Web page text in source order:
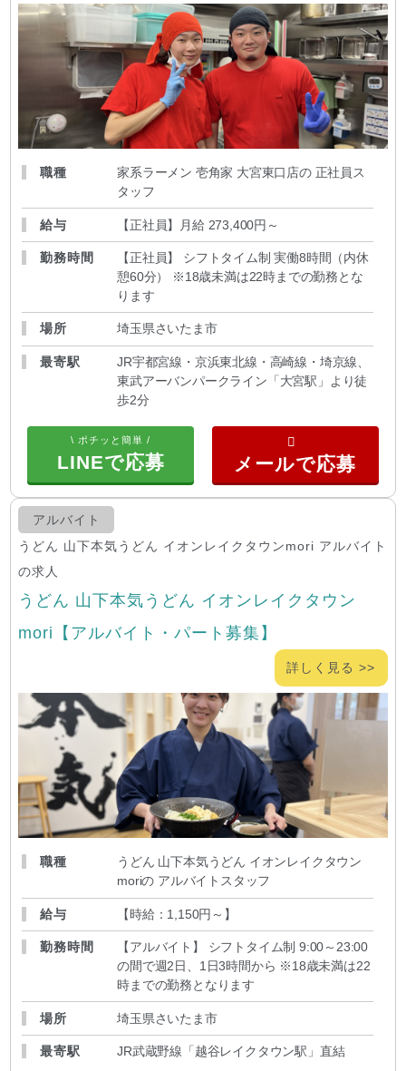
職種
家系ラーメン 壱角家 大宮東口店の 正社員ス
タッフ
給与 【正社員】月給 273,400円～
勤務時間
【正社員】 シフトタイム制 実働8時間（内休
憩60分） ※18歳未満は22時までの勤務とな
ります
場所 埼玉県さいたま市
最寄駅
JR宇都宮線・京浜東北線・高崎線・埼京線、
東武アーバンパークライン「大宮駅」より徒
歩2分
\ ポチッと簡単 /
LINEで応募
アルバイト
うどん 山下本気うどん イオンレイクタウンmori アルバイト
の求人
うどん 山下本気うどん イオンレイクタウン
mori【アルバイト・パート募集】
詳しく見る >>
職種
うどん 山下本気うどん イオンレイクタウン
moriの アルバイトスタッフ
給与 【時給：1,150円～ 】
勤務時間
【アルバイト】 シフトタイム制 9:00～23:00
の間で週2日、1日3時間から ※18歳未満は22
時までの勤務となります
場所 埼玉県さいたま市
最寄駅 JR武蔵野線「越谷レイクタウン駅」直結